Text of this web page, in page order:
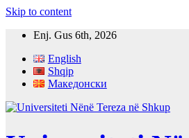
Skip to content
Enj. Gus 6th, 2026
English
Shqip
Македонски